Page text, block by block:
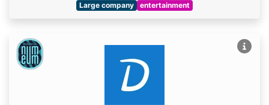
Large company
entertainment